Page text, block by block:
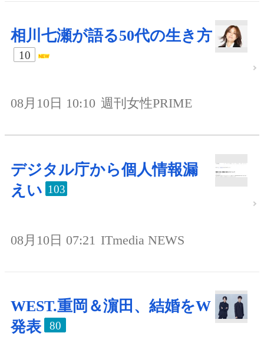
相川七瀬が語る50代の生き方
10
08月10日 10:10 週刊女性PRIME
デジタル庁から個人情報漏
えい 103
08月10日 07:21 ITmedia NEWS
WEST.重岡＆濵田、結婚をW
発表
80